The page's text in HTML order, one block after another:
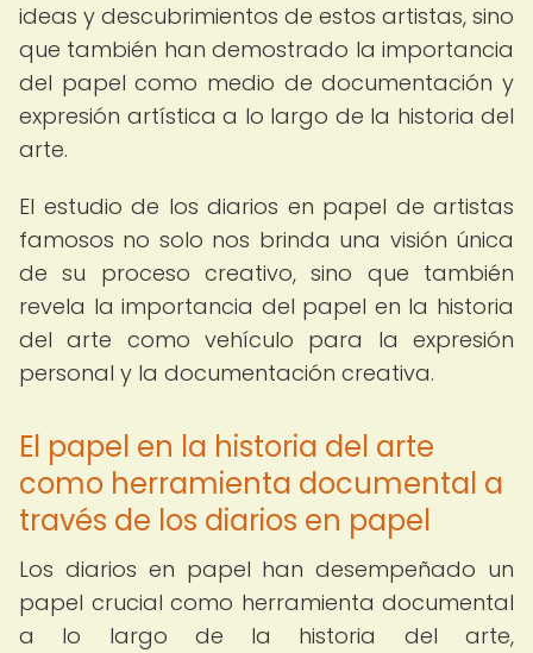
ideas y descubrimientos de estos artistas, sino
que también han demostrado la importancia
del papel como medio de documentación y
expresión artística a lo largo de la historia del
arte.
El estudio de los diarios en papel de artistas
famosos no solo nos brinda una visión única
de su proceso creativo, sino que también
revela la importancia del papel en la historia
del arte como vehículo para la expresión
personal y la documentación creativa.
El papel en la historia del arte
como herramienta documental a
través de los diarios en papel
Los diarios en papel han desempeñado un
papel crucial como herramienta documental
a lo largo de la historia del arte,